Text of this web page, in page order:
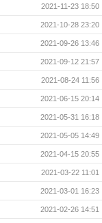
2021-11-23 18:50
2021-10-28 23:20
2021-09-26 13:46
2021-09-12 21:57
2021-08-24 11:56
2021-06-15 20:14
2021-05-31 16:18
2021-05-05 14:49
2021-04-15 20:55
2021-03-22 11:01
2021-03-01 16:23
2021-02-26 14:51